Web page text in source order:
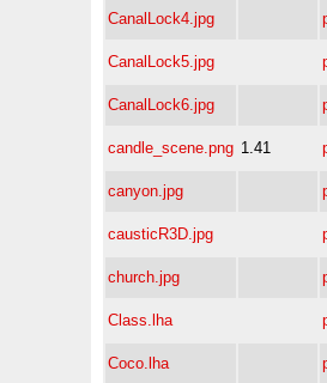
CanalLock4.jpg
CanalLock5.jpg
CanalLock6.jpg
candle_scene.png 1.41
canyon.jpg
causticR3D.jpg
church.jpg
Class.lha
Coco.lha